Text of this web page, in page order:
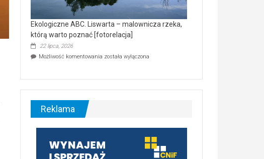
Ekologiczne ABC. Liswarta – malownicza rzeka,
którą warto poznać [fotorelacja]
22 lipca, 2026
Możliwość komentowania Ekologiczne
–
malownicza
[fotorelacja]
została wyłączona
Reklama